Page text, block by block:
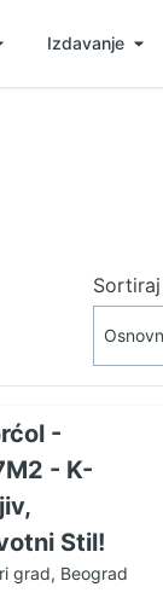
Izdavanje
-
- K-
Stil!
grad, Beograd